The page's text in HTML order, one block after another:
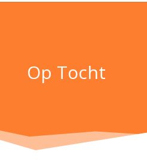
Op Tocht